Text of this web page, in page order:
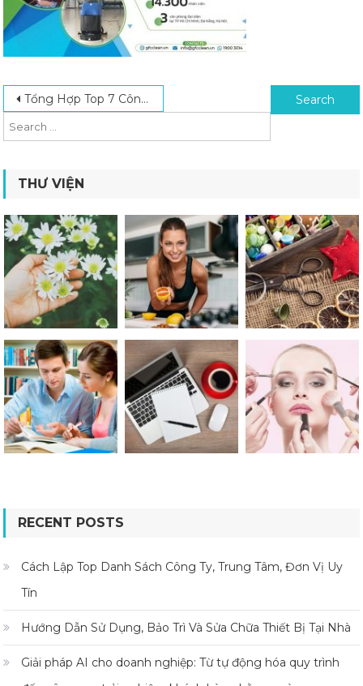
Post navigation
Tổng Hợp Top 7 Công Ty Vệ Sinh Công Nghiệp Bình Tân Uy Tín Nhất 2024 Search for:
THƯ VIỆN
RECENT POSTS
Cách Lập Top Danh Sách Công Ty, Trung Tâm, Đơn Vị Uy
Tín
Hướng Dẫn Sử Dụng, Bảo Trì Và Sửa Chữa Thiết Bị Tại Nhà
Giải pháp AI cho doanh nghiệp: Từ tự động hóa quy trình